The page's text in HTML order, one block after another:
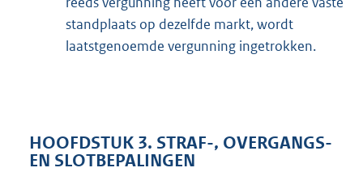
standplaats op dezelfde markt, wordt
laatstgenoemde vergunning ingetrokken.
HOOFDSTUK 3. STRAF-, OVERGANGS-
EN SLOTBEPALINGEN